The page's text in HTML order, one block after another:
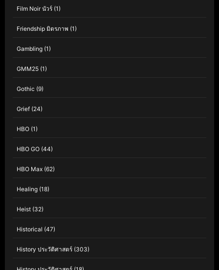
Film Noir นัวร์ (1)
Friendship มิตรภาพ (1)
Gambling (1)
GMM25 (1)
Gothic (9)
Grief (24)
HBO (1)
HBO GO (44)
HBO Max (62)
Healing (18)
Heist (32)
Historical (47)
History ประวัติศาสตร์ (303)